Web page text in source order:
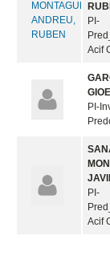
PI-
Acif
PI-
PI-
Acif